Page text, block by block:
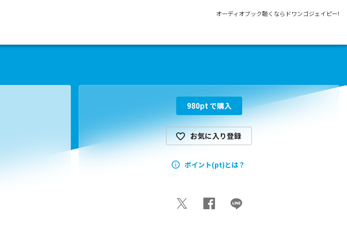
オーディオブック聴くならドワンゴジェイピー!
980pt で購入
お気に入り登録
ポイント(pt)とは？